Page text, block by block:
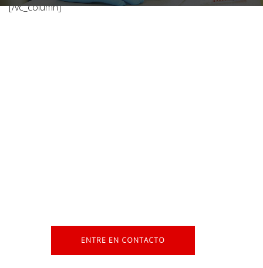
[/vc_column]
ENTRE EN CONTACTO